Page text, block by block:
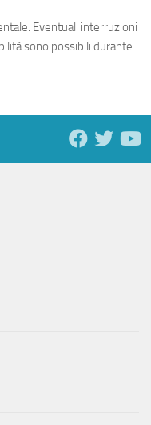
Eventuali interruzioni
sono possibili durante